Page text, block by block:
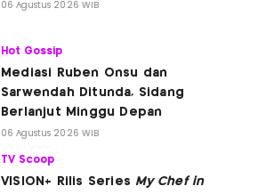
06 Agustus 2026 WIB
Hot Gossip
Mediasi Ruben Onsu dan
Sarwendah Ditunda, Sidang
Berlanjut Minggu Depan
06 Agustus 2026 WIB
TV Scoop
VISION+ Rilis Series My Chef in